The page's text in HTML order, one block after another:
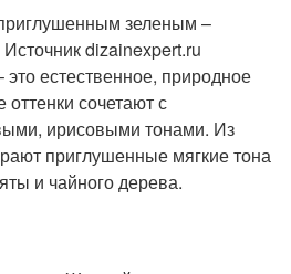
зеленым –
dizainexpert.ru
естественное, природное
сочетают с
ирисовыми тонами. Из
приглушенные мягкие тона
и чайного дерева.